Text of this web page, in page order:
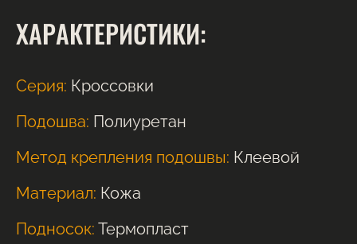
ХАРАКТЕРИСТИКИ:
Серия: Кроссовки
Подошва: Полиуретан
Метод крепления подошвы: Клеевой
Материал: Кожа
Подносок: Термопласт